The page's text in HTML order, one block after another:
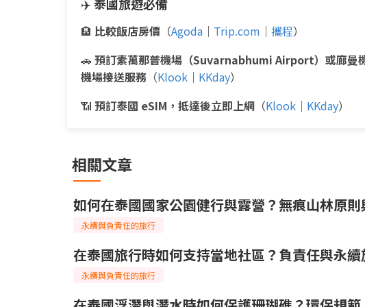
🏨 比較飯店房價 （Agoda ｜ Trip.com ｜ 攜程）
🚗 預訂素萬那普機場（Suvarnabhumi Airport）或廊曼
機場接送服務 （Klook ｜ KKday）
📶 預訂泰國 eSIM，抵達後立即上網 （Klook ｜ KKday）
相關文章
如何在泰國國家公園健行與露營？無痕山林原
永續與負責任的旅行
在泰國旅行時如何支持當地社區？負責任與永
永續與負責任的旅行